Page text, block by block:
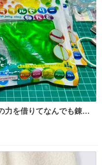
力を借りてなんでも錬成
ー